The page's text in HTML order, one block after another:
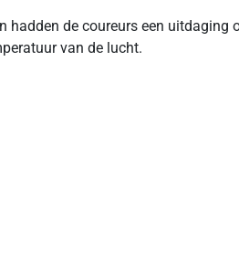
de coureurs een
van de lucht.